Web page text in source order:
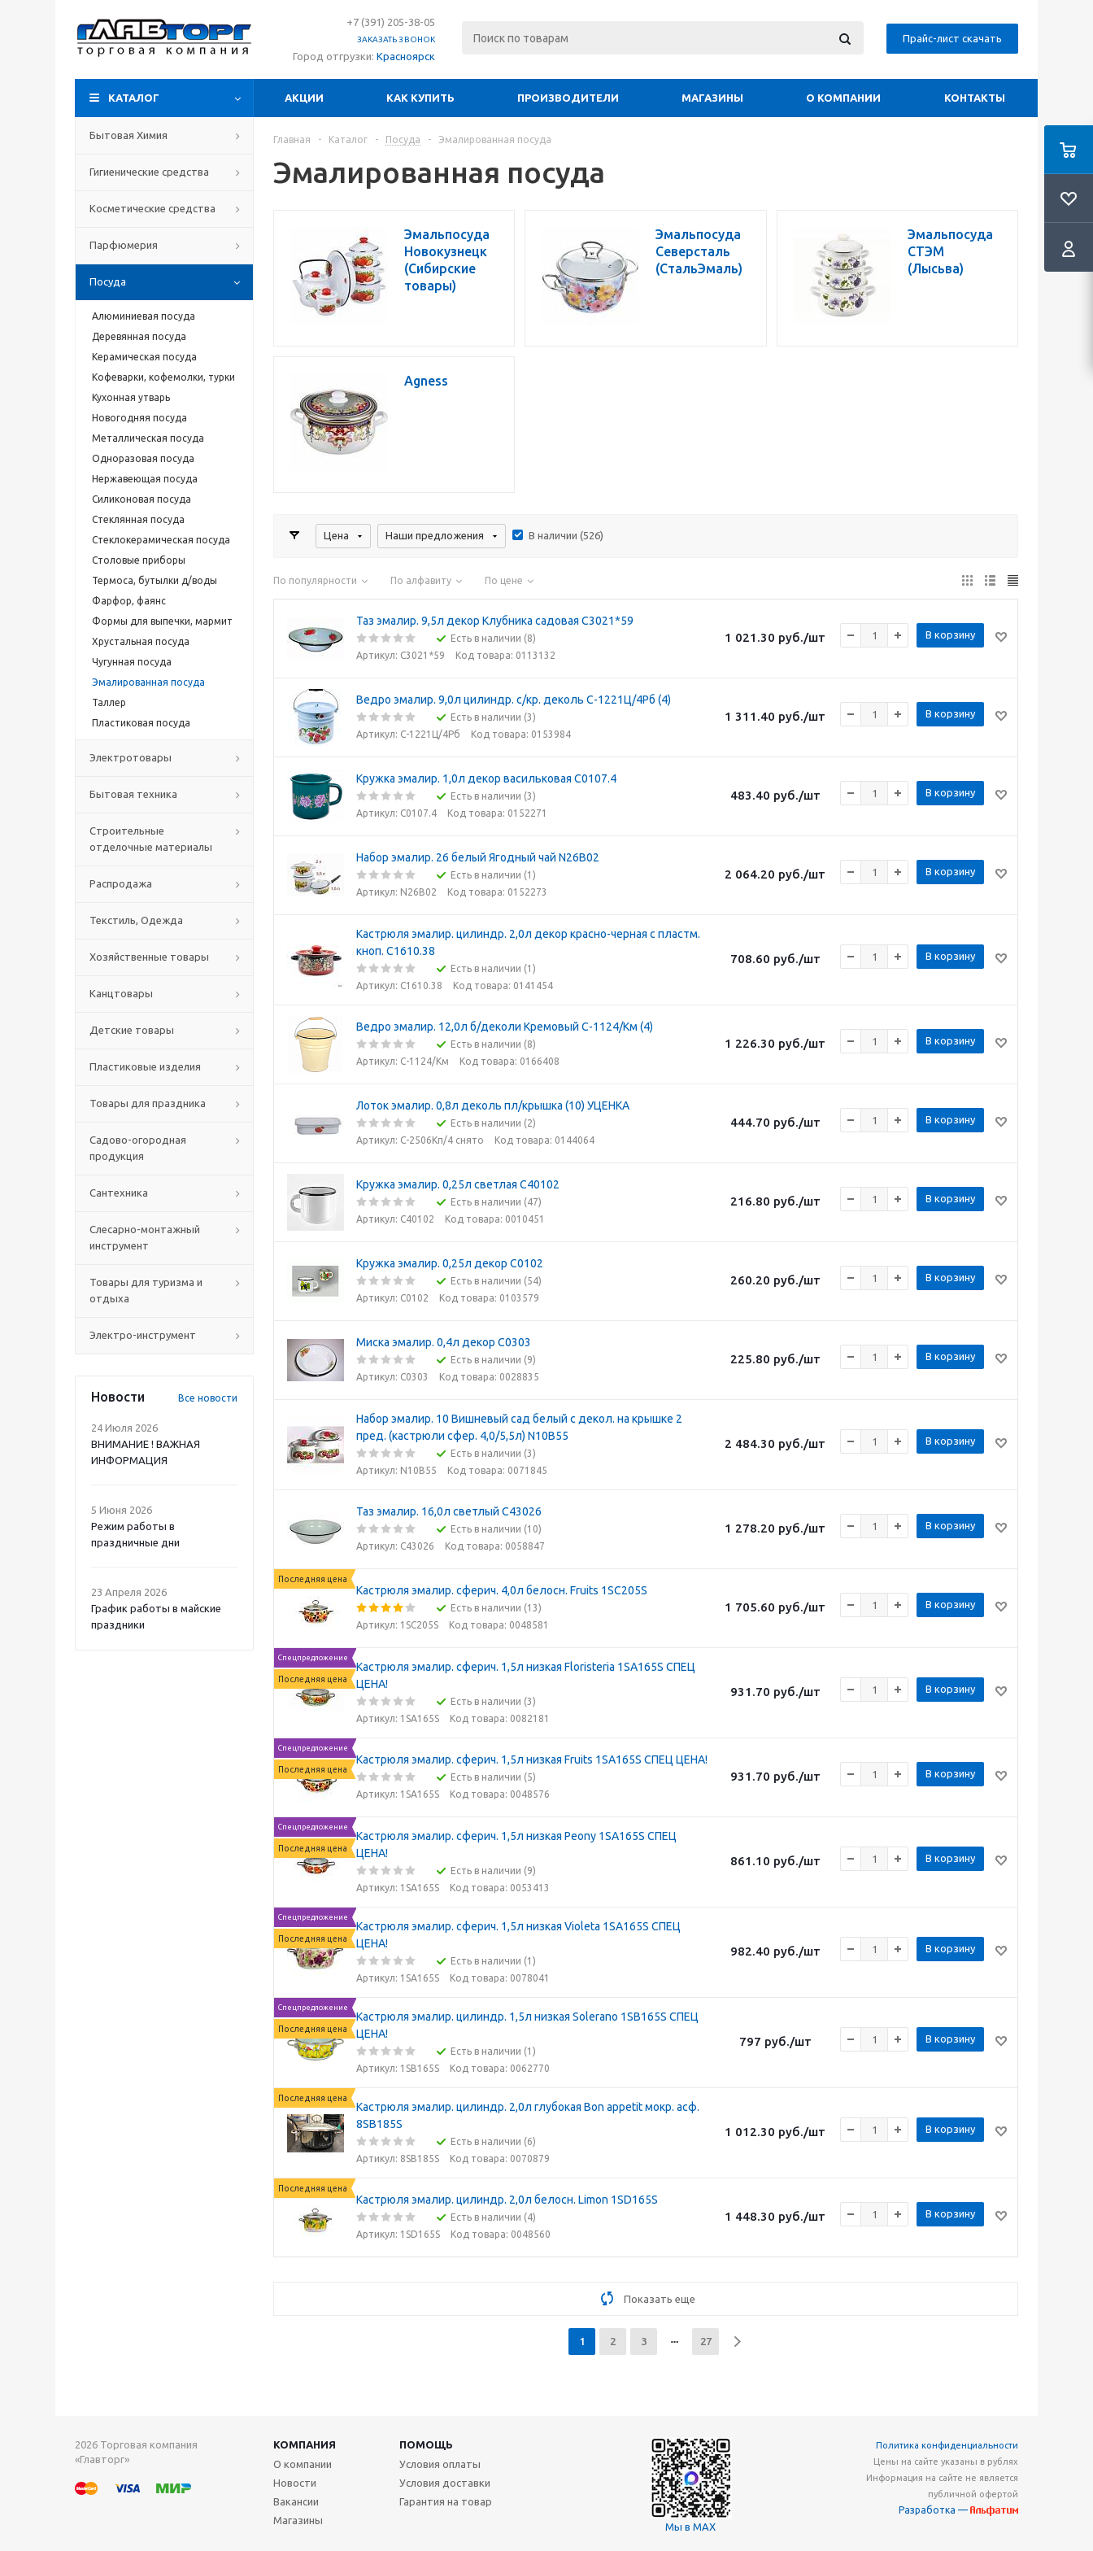
+7 (391) 205-38-05
ЗАКАЗАТЬ ЗВОНОК
Город отгрузки: Красноярск
Прайс-лист скачать
КАТАЛОГ АКЦИИ КАК КУПИТЬ ПРОИЗВОДИТЕЛИ МАГАЗИНЫ О КОМПАНИИ КОНТАКТЫ
Бытовая Химия
Гигиенические средства
Косметические средства
Парфюмерия
Посуда
Алюминиевая посуда
Деревянная посуда
Керамическая посуда
Кофеварки, кофемолки, турки
Кухонная утварь
Новогодняя посуда
Металлическая посуда
Одноразовая посуда
Нержавеющая посуда
Силиконовая посуда
Стеклянная посуда
Стеклокерамическая посуда
Столовые приборы
Термоса, бутылки д/воды
Фарфор, фаянс
Формы для выпечки, мармит
Хрустальная посуда
Чугунная посуда
Эмалированная посуда
Таллер
Пластиковая посуда
Электротовары
Бытовая техника
Строительные
отделочные материалы
Распродажа
Текстиль, Одежда
Хозяйственные товары
Канцтовары
Детские товары
Пластиковые изделия
Товары для праздника
Садово-огородная
продукция
Сантехника
Слесарно-монтажный
инструмент
Товары для туризма и
отдыха
Электро-инструмент
Новости Все новости
24 Июля 2026
ВНИМАНИЕ ! ВАЖНАЯ
ИНФОРМАЦИЯ
5 Июня 2026
Режим работы в
праздничные дни
23 Апреля 2026
График работы в майские
праздники
Главная - Каталог - Посуда - Эмалированная посуда
Эмалированная посуда
Эмальпосуда
Новокузнецк
(Сибирские
товары)
Эмальпосуда
Северсталь
(СтальЭмаль)
Эмальпосуда
СТЭМ
(Лысьва)
Agness
Цена Наши предложения В наличии (526)
По популярности По алфавиту По цене
Таз эмалир. 9,5л декор Клубника садовая С3021*59
Есть в наличии (8)
Артикул: С3021*59
Код товара: 0113132
1 021.30 руб./шт В корзину
Ведро эмалир. 9,0л цилиндр. с/кр. деколь С-1221Ц/4Рб (4)
Есть в наличии (3)
Артикул: С-1221Ц/4Рб
Код товара: 0153984
1 311.40 руб./шт В корзину
Кружка эмалир. 1,0л декор васильковая С0107.4
Есть в наличии (3)
Артикул: С0107.4
Код товара: 0152271
483.40 руб./шт В корзину
Набор эмалир. 26 белый Ягодный чай N26B02
Есть в наличии (1)
Артикул: N26B02
Код товара: 0152273
2 064.20 руб./шт В корзину
Кастрюля эмалир. цилиндр. 2,0л декор красно-черная с пластм.
кноп. С1610.38
Есть в наличии (1)
Артикул: С1610.38
Код товара: 0141454
708.60 руб./шт В корзину
Ведро эмалир. 12,0л б/деколи Кремовый С-1124/Км (4)
Есть в наличии (8)
Артикул: С-1124/Км
Код товара: 0166408
1 226.30 руб./шт В корзину
Лоток эмалир. 0,8л деколь пл/крышка (10) УЦЕНКА
Есть в наличии (2)
Артикул: С-2506Кп/4 снято
Код товара: 0144064
444.70 руб./шт В корзину
Кружка эмалир. 0,25л светлая С40102
Есть в наличии (47)
Артикул: С40102
Код товара: 0010451
216.80 руб./шт В корзину
Кружка эмалир. 0,25л декор С0102
Есть в наличии (54)
Артикул: С0102
Код товара: 0103579
260.20 руб./шт В корзину
Миска эмалир. 0,4л декор С0303
Есть в наличии (9)
Артикул: С0303
Код товара: 0028835
225.80 руб./шт В корзину
Набор эмалир. 10 Вишневый сад белый с декол. на крышке 2
пред. (кастрюли сфер. 4,0/5,5л) N10B55
Есть в наличии (3)
Артикул: N10B55
Код товара: 0071845
2 484.30 руб./шт В корзину
Таз эмалир. 16,0л светлый С43026
Есть в наличии (10)
Артикул: С43026
Код товара: 0058847
1 278.20 руб./шт В корзину
Последняя цена
Кастрюля эмалир. сферич. 4,0л белосн. Fruits 1SC205S
Есть в наличии (13)
Артикул: 1SC205S
Код товара: 0048581
1 705.60 руб./шт В корзину
Спецпредложение
Последняя цена
Кастрюля эмалир. сферич. 1,5л низкая Floristeria 1SA165S СПЕЦ
ЦЕНА!
Есть в наличии (3)
Артикул: 1SA165S
Код товара: 0082181
931.70 руб./шт В корзину
Спецпредложение
Последняя цена
Кастрюля эмалир. сферич. 1,5л низкая Fruits 1SA165S СПЕЦ ЦЕНА!
Есть в наличии (5)
Артикул: 1SA165S
Код товара: 0048576
931.70 руб./шт В корзину
Спецпредложение
Последняя цена
Кастрюля эмалир. сферич. 1,5л низкая Peony 1SA165S СПЕЦ
ЦЕНА!
Есть в наличии (9)
Артикул: 1SA165S
Код товара: 0053413
861.10 руб./шт В корзину
Спецпредложение
Последняя цена
Кастрюля эмалир. сферич. 1,5л низкая Violeta 1SA165S СПЕЦ
ЦЕНА!
Есть в наличии (1)
Артикул: 1SA165S
Код товара: 0078041
982.40 руб./шт В корзину
Спецпредложение
Последняя цена
Кастрюля эмалир. цилиндр. 1,5л низкая Solerano 1SB165S СПЕЦ
ЦЕНА!
Есть в наличии (1)
Артикул: 1SB165S
Код товара: 0062770
797 руб./шт В корзину
Последняя цена
Кастрюля эмалир. цилиндр. 2,0л глубокая Bon appetit мокр. асф.
8SB185S
Есть в наличии (6)
Артикул: 8SB185S
Код товара: 0070879
1 012.30 руб./шт В корзину
Последняя цена
Кастрюля эмалир. цилиндр. 2,0л белосн. Limon 1SD165S
Есть в наличии (4)
Артикул: 1SD165S
Код товара: 0048560
1 448.30 руб./шт В корзину
Показать еще
1 2 3 27
2026 Торговая компания
«Главторг»
КОМПАНИЯ
ПОМОЩЬ
О компании
Новости
Вакансии
Магазины
Условия оплаты
Условия доставки
Гарантия на товар
Мы в MAX
Политика конфиденциальности
Цены на сайте указаны в рублях
Информация на сайте не является
публичной офертой
Разработка —